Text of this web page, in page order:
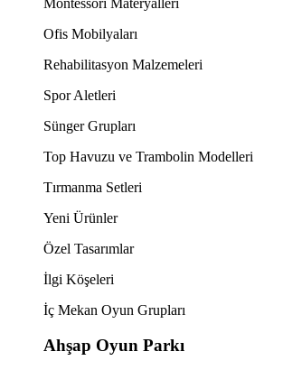
Montessori Materyalleri
Ofis Mobilyaları
Rehabilitasyon Malzemeleri
Spor Aletleri
Sünger Grupları
Top Havuzu ve Trambolin Modelleri
Tırmanma Setleri
Yeni Ürünler
Özel Tasarımlar
İlgi Köşeleri
İç Mekan Oyun Grupları
Ahşap Oyun Parkı